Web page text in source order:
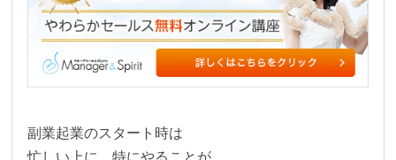
副業起業のスタート時は
忙しい上に、特にやることが